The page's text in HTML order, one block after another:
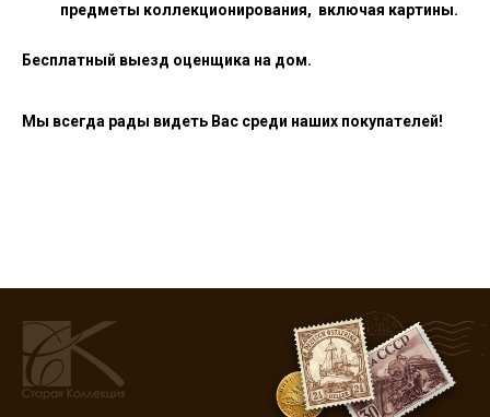
предметы коллекционирования, включая картины.
Бесплатный выезд оценщика на дом.
Мы всегда рады видеть Вас среди наших покупателей!